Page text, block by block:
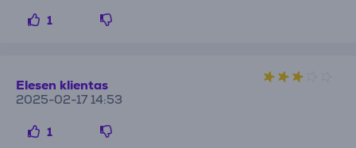
1
Elesen klientas
2025-02-17 14:53
1